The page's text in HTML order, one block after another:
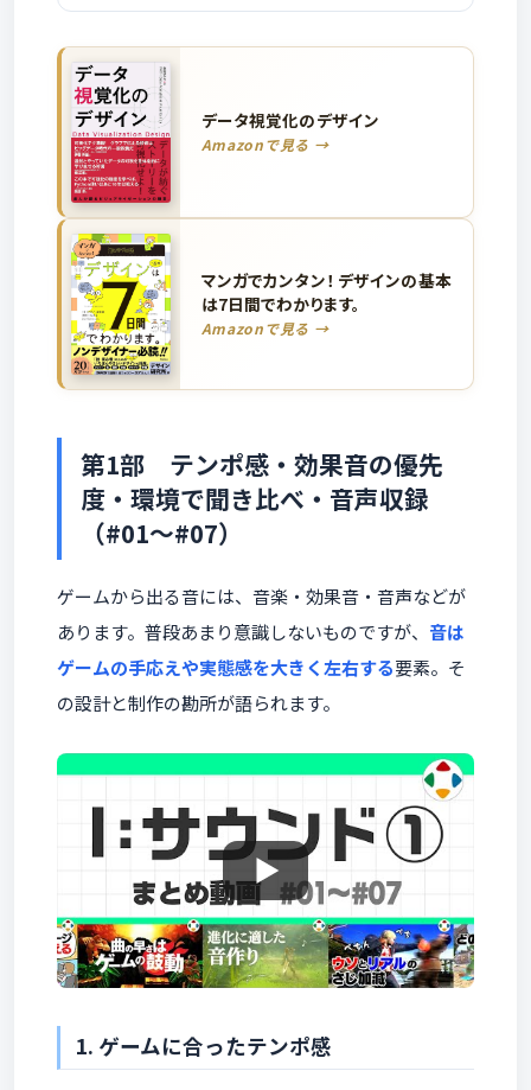
データ視覚化のデザイン
Amazonで見る →
マンガでカンタン！ デザインの基本
は7日間でわかります。
Amazonで見る →
第1部 テンポ感・効果音の優先
度・環境で聞き比べ・音声収録
（#01〜#07）
ゲームから出る音には、音楽・効果音・音声などが
あります。普段あまり意識しないものですが、 音は
ゲームの手応えや実態感を大きく左右する要素。そ
の設計と制作の勘所が語られます。
1. ゲームに合ったテンポ感